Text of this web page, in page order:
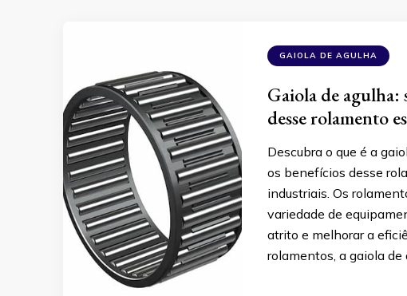
GAIOLA DE AGULHA
Gaiola de agulha:
desse rolamento
Descubra o que é a
os benefícios desse
industriais. Os
variedade de
atrito e melhorar a
rolamentos, a gaiola de